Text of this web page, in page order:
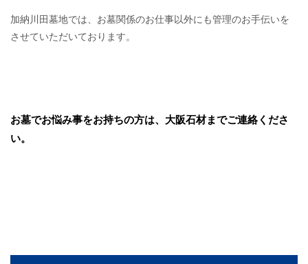
加納川田墓地では、お墓関係のお仕事以外にも管理のお手伝いを
させていただいております。
お墓でお悩み事をお持ちの方は、大阪石材までご連絡くださ
い。